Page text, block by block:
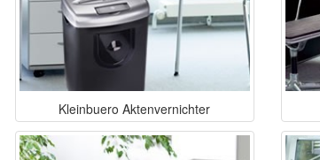
Kleinbuero Aktenvernichter